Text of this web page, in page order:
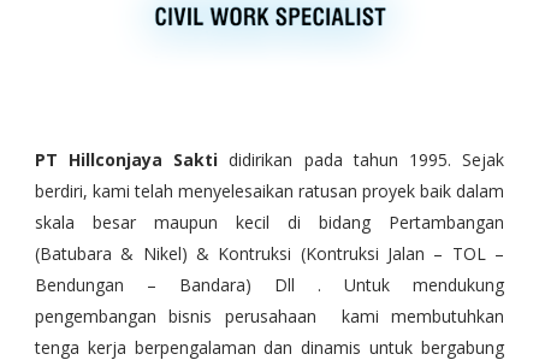
PT Hillconjaya Sakti didirikan pada tahun 1995. Sejak
berdiri, kami telah menyelesaikan ratusan proyek baik dalam
skala besar maupun kecil di bidang Pertambangan
(Batubara & Nikel) & Kontruksi (Kontruksi Jalan – TOL –
Bendungan – Bandara) Dll . Untuk mendukung
pengembangan bisnis perusahaan kami membutuhkan
tenga kerja berpengalaman dan dinamis untuk bergabung